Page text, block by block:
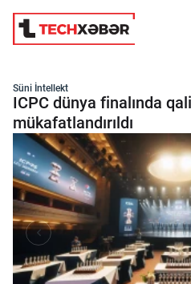
Süni İntellekt
Elm və Kosmos
Texnoloji İnkişaf
İnnovasiya və Startaplar
Süni İntellekt
ICPC dünya finalında
mükafatlandırıldı